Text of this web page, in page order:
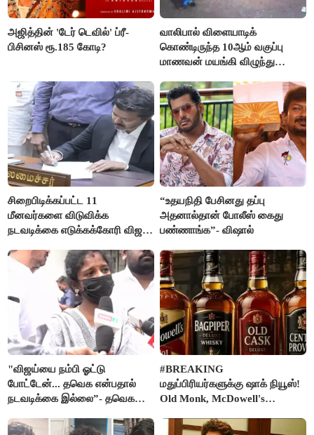
அஜித்தின் 'டேர் டெவில்' ப்ரீ-
பிசினஸ் ரூ.185 கோடி?
வாலிபால் விளையாடிக்
கொண்டிருந்த 10ஆம் வகுப்பு
மாணவன் மயங்கி விழுந்து
சிறைபிடிக்கப்பட்ட 11
மீனவர்களை விடுவிக்க
நடவடிக்கை எடுக்கக்கோரி விஜய்
“உதயநிதி பேசினது தப்பு
அதனால்தான் போலீஸ் கைது
பண்ணாங்க”- விஷால்
"விஜய்யை நம்பி ஓட்டு
போட்டேன்... தவெக என்பதால்
நடவடிக்கை இல்லை”- தவெக
கதறல்
#BREAKING
மதுப்பிரியர்களுக்கு ஷாக் நியூஸ்!
Old Monk, McDowell's
FSSAI தடை